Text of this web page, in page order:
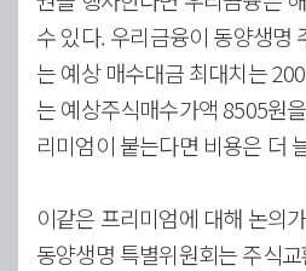
수 있다. 우리금융이 동양생명
는 예상 매수대금 최대치는
는 예상주식매수가액 8505원
리미엄이 붙는다면 비용은 더
이같은 프리미엄에 대해 논의
동양생명 특별위원회는 주식